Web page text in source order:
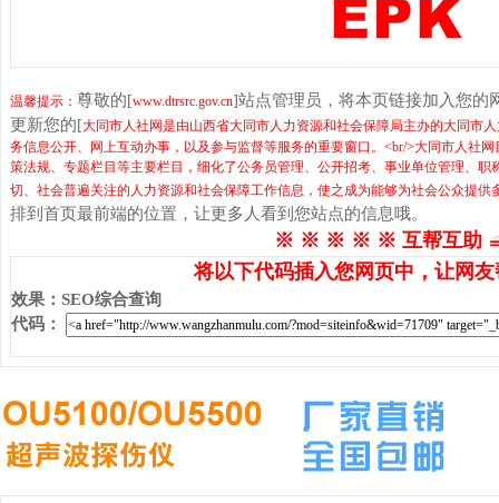
温馨提示： 尊敬的[www.dtrsrc.gov.cn]站点管理员，将本页链接加入您的
更新您的[大同市人社网是由山西省大同市人力资源和社会保障局主办的大同市
务信息公开、网上互动办事，以及参与监督等服务的重要窗口。<br/>大同市人社
策法规、专题栏目等主要栏目，细化了公务员管理、公开招考、事业单位管理、
切、社会普遍关注的人力资源和社会保障工作信息，使之成为能够为社会公众提
排到首页最前端的位置，让更多人看到您站点的信息哦。
※ ※ ※ ※ ※ 互帮互助
将以下代码插入您网页中，让网
效果 ： SEO综合查询
代码 ：